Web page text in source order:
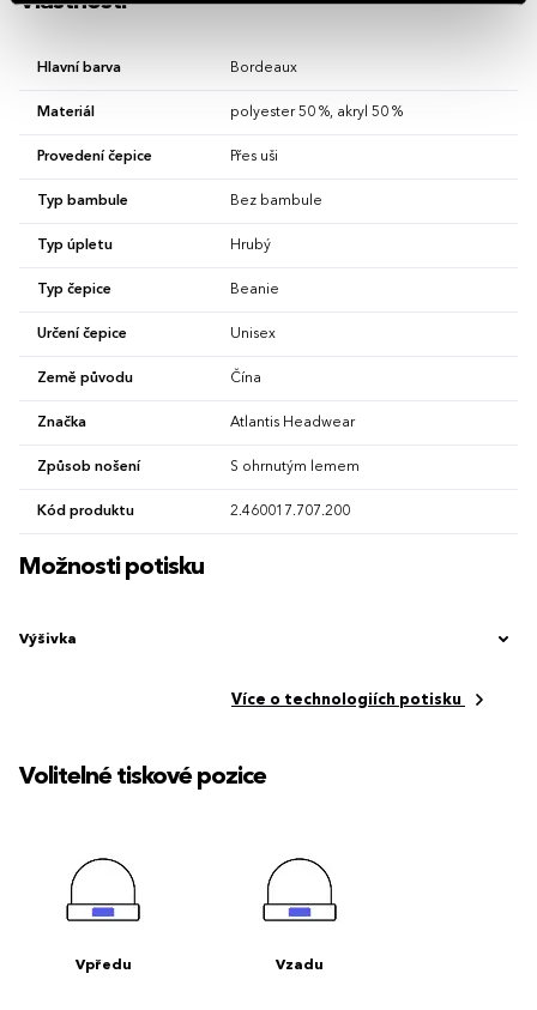
Hlavní barva Bordeaux
Materiál polyester 50 %, akryl 50 %
Provedení čepice Přes uši
Typ bambule Bez bambule
Typ úpletu Hrubý
Typ čepice Beanie
Určení čepice Unisex
Země původu Čína
Značka Atlantis Headwear
Způsob nošení S ohrnutým lemem
Kód produktu 2.460017.707.200
Možnosti potisku
Výšivka
Více o technologiích potisku
Volitelné tiskové pozice
Vpředu Vzadu